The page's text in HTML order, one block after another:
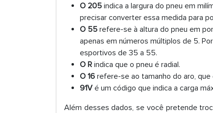
O 205 indica a largura do pneu em
precisar converter essa medida para
O 55 refere-se à altura do pneu em
apenas em números múltiplos de 5.
esportivos de 35 a 55.
O R indica que o pneu é radial.
O 16 refere-se ao tamanho do aro,
91V é um código que indica a carga
Além desses dados, se você pretende